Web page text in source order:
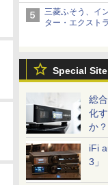
三菱ふそう、イ
ター・エクスト
ックベースの観
Special Site
総
化
か？
iFi
3」